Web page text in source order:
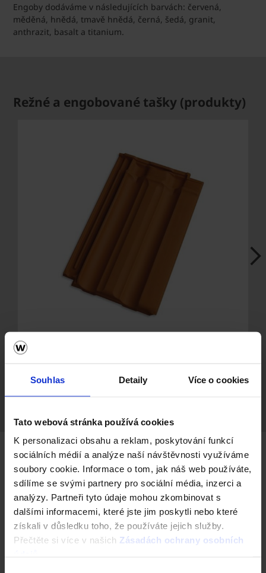
Souhlas Detaily Více o cookies
Tato webová stránka používá cookies
K personalizaci obsahu a reklam, poskytování funkcí
sociálních médií a analýze naší návštěvnosti využíváme
soubory cookie. Informace o tom, jak náš web používáte,
sdílíme se svými partnery pro sociální média, inzerci a
analýzy. Partneři tyto údaje mohou zkombinovat s
dalšími informacemi, které jste jim poskytli nebo které
získali v důsledku toho, že používáte jejich služby.
Přečtěte si více v našich Zásadách ochrany osobních
Engoby dodáváme v následujících barvách: červená,
měděná, hnědá, tmavě hnědá, černá, šedá, granit,
anthrazit, basalt a titanium.
Režné a engobované tašky (produkty)
Next
Glazované tašky
Glazované taškyse vyrábí na stejném principu jako
engobované s tím rozdílem, ženanášená směs obsahuje
sklovité příměsia tašky jsou tím pádem po vypálení vysoce
lesklé.